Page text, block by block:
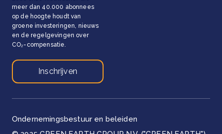
meer dan 40.000 abonnees
op de hoogte houdt van
groene investeringen, nieuws
en de regelgevingen over
CO₂-compensatie.
Inschrijven
Ondernemingsbestuur en beleiden